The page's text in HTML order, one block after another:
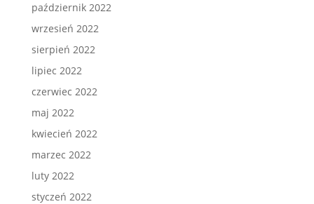
październik 2022
wrzesień 2022
sierpień 2022
lipiec 2022
czerwiec 2022
maj 2022
kwiecień 2022
marzec 2022
luty 2022
styczeń 2022